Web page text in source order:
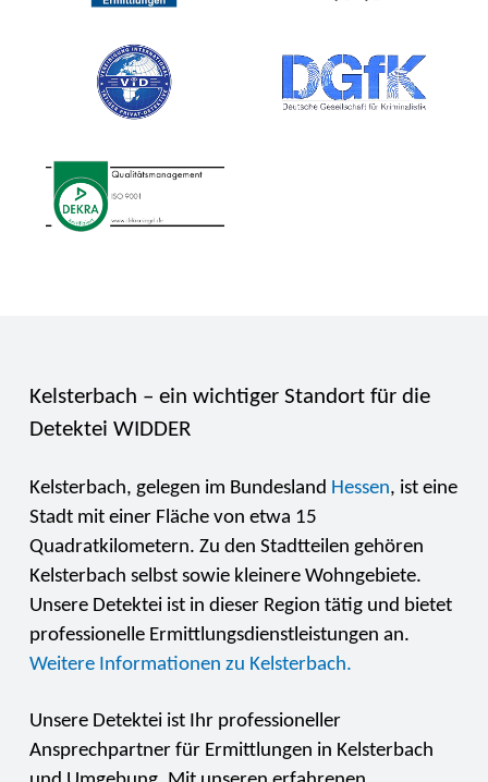
Kelsterbach – ein wichtiger Standort für die
Detektei WIDDER
Kelsterbach, gelegen im Bundesland Hessen, ist eine
Stadt mit einer Fläche von etwa 15
Quadratkilometern. Zu den Stadtteilen gehören
Kelsterbach selbst sowie kleinere Wohngebiete.
Unsere Detektei ist in dieser Region tätig und bietet
professionelle Ermittlungsdienstleistungen an.
Weitere Informationen zu Kelsterbach.
Unsere Detektei ist Ihr professioneller
Ansprechpartner für Ermittlungen in Kelsterbach